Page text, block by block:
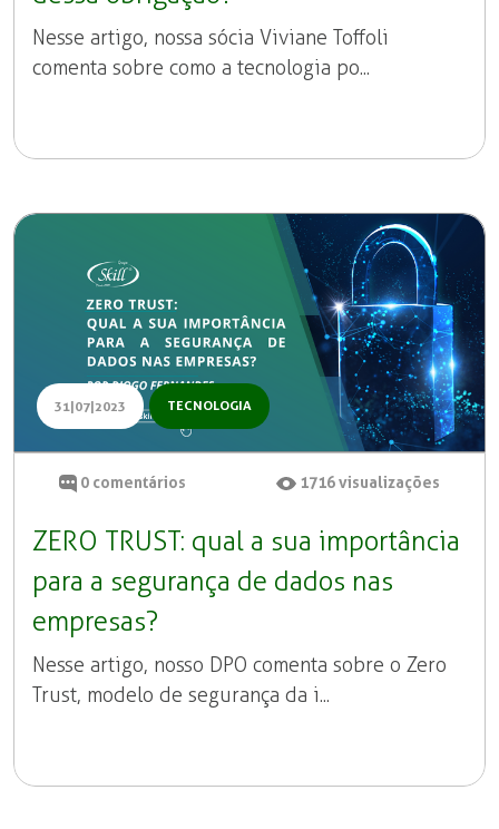
Nesse artigo, nossa sócia Viviane Toffoli
comenta sobre como a tecnologia po...
31|07|2023 TECNOLOGIA
0 comentários 1716 visualizações
ZERO TRUST: qual a sua importância
para a segurança de dados nas
empresas?
Nesse artigo, nosso DPO comenta sobre o Zero
Trust, modelo de segurança da i...